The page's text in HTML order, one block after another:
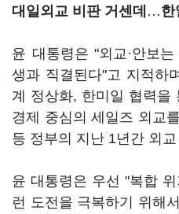
대일외교 비판 거센데 …한
윤 대통령은 "외교·안보
생과 직결된다"고 지적하
계 정상화, 한미일 협력을
경제 중심의 세일즈 외교
등 정부의 지난 1년간 외
윤 대통령은 우선 "복합
런 도전을 극복하기 위해